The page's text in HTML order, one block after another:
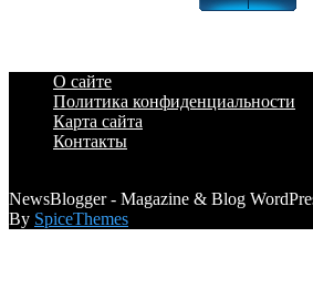
О сайте
Политика конфиденциальности
Карта сайта
Контакты
NewsBlogger - Magazine & Blog
By SpiceThemes